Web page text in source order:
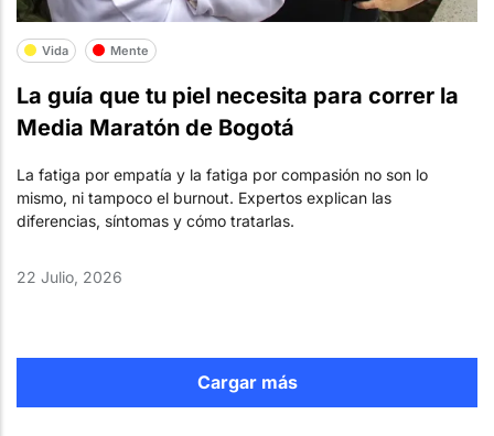
Vida Mente
La guía que tu piel necesita para correr la
Media Maratón de Bogotá
La fatiga por empatía y la fatiga por compasión no son lo
mismo, ni tampoco el burnout. Expertos explican las
diferencias, síntomas y cómo tratarlas.
22 Julio, 2026
Cargar más